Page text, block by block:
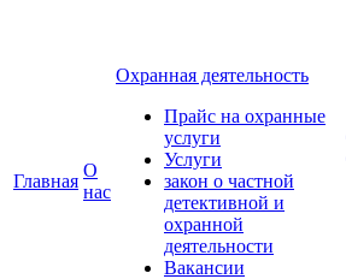
Главная
О
нас
Охранная деятельность
Прайс на охранные
услуги
Услуги
закон о частной
детективной и
охранной
деятельности
Вакансии